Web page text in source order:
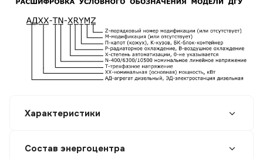
Характеристики
Состав энергоцентра